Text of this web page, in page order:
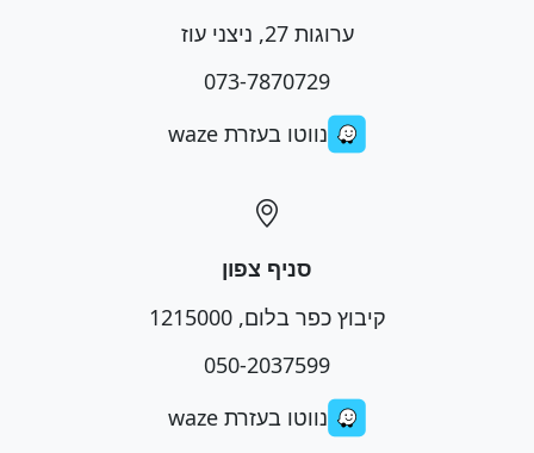
ערוגות 27, ניצני עוז
073-7870729
נווטו בעזרת waze
סניף צפון
קיבוץ כפר בלום, 1215000
050-2037599
נווטו בעזרת waze